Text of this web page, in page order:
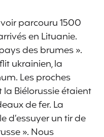
parcouru 1500
en Lituanie.
des brumes ».
ukrainien, la
Les proches
la Biélorussie étaient
de fer. La
d’essuyer un tir de
». Nous